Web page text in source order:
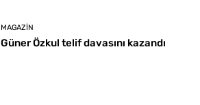
MAGAZIN
Güner Özkul telif davasını kazandı